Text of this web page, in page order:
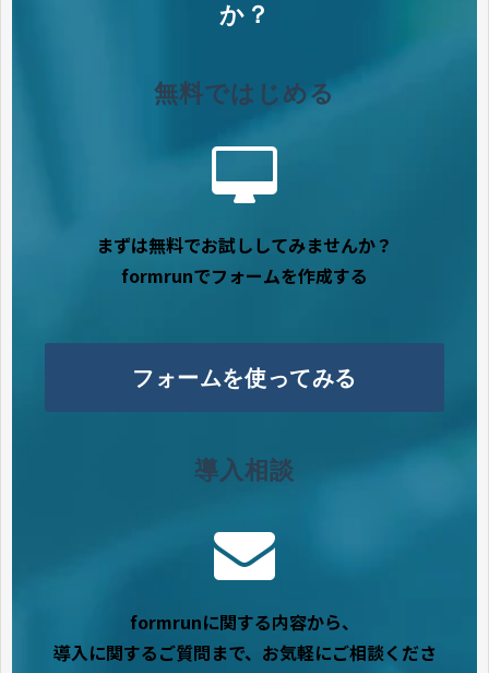
か？
無料ではじめる
まずは無料でお試ししてみませんか？
formrunでフォームを作成する
フォームを使ってみる
導入相談
formrunに関する内容から、
導入に関するご質問まで、お気軽にご相談くださ